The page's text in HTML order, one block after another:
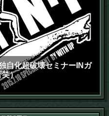
自化超破壊セミナーINガ
笑）